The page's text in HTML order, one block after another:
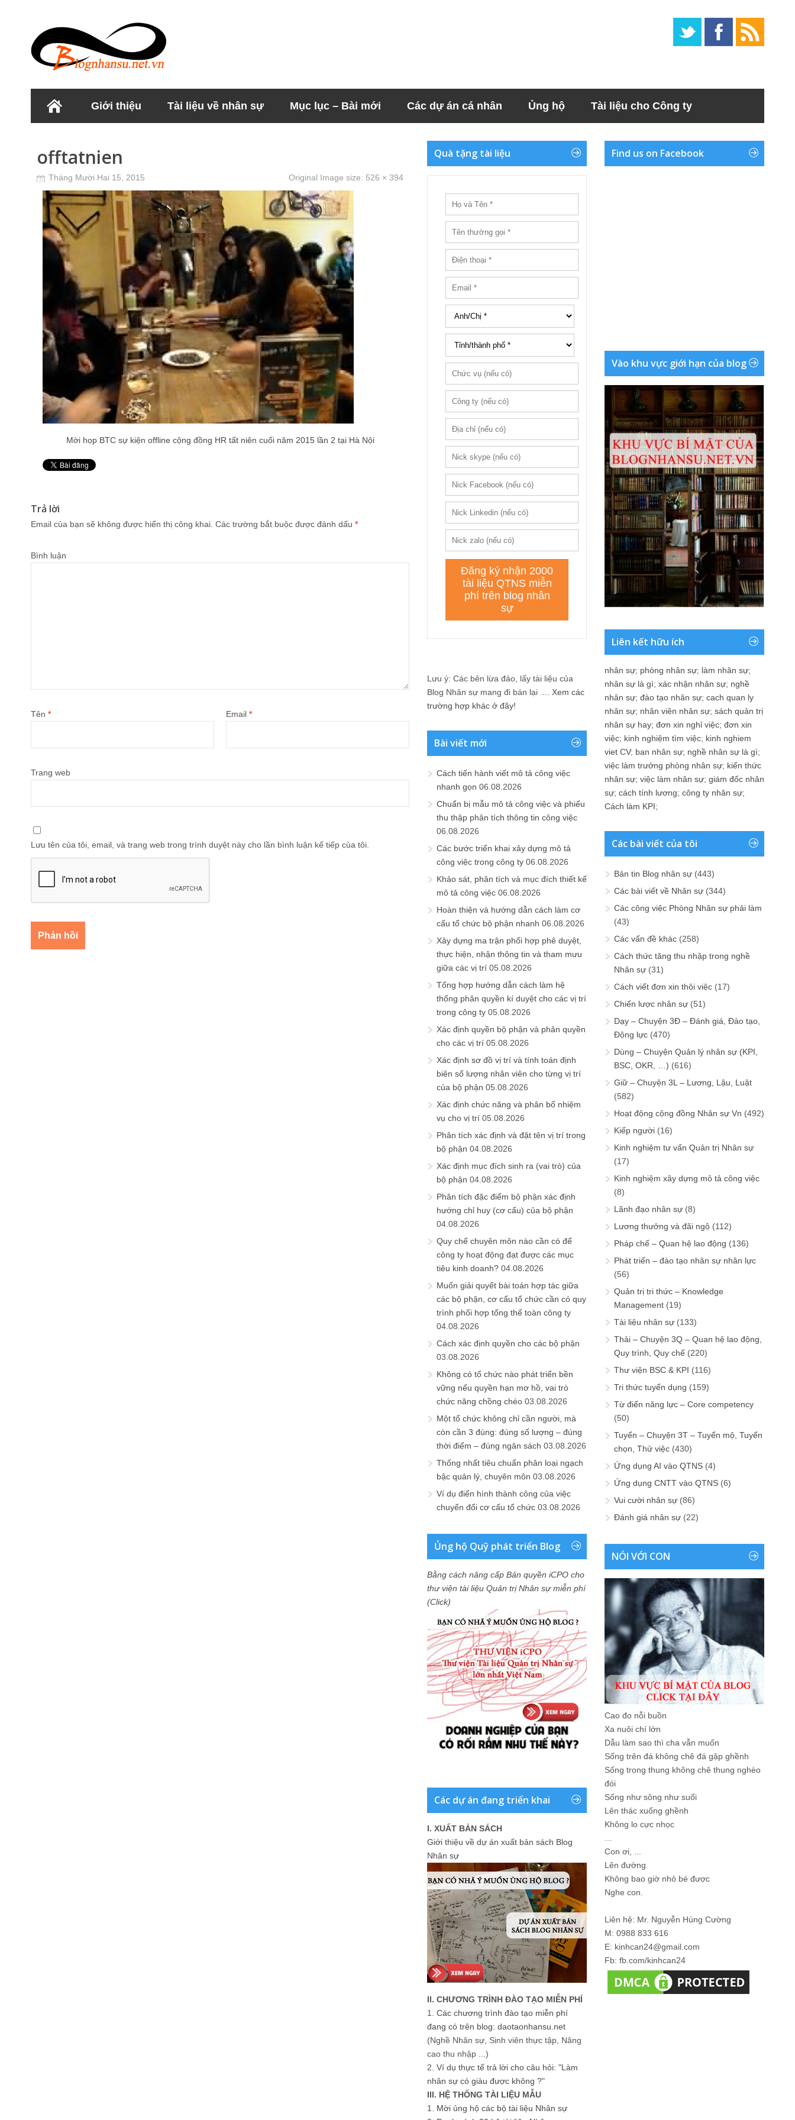
Giới thiệu Tài liệu về nhân sự Mục lục – Bài mới Các dự án cá nhân Ủng hộ Tài liệu cho Công ty
offtatnien
Tháng Mười Hai 15, 2015 Original Image size: 526 × 394
Mời họp BTC sự kiện offline cộng đồng HR tất niên cuối năm 2015 lần 2 tại Hà Nội
Trả lời
Email của bạn sẽ không được hiển thị công khai. Các trường bắt buộc được đánh dấu *
Bình luận
Tên * Email *
Trang web
Lưu tên của tôi, email, và trang web trong trình duyệt này cho lần bình luận kế tiếp của tôi.
Quà tặng tài liệu
Lưu ý: Các bên lừa đảo, lấy tài liệu của
Blog Nhân sự mang đi bán lại .... Xem các
trường hợp khác ở đây!
Bài viết mới
Cách tiến hành viết mô tả công việc
nhanh gọn 06.08.2026
Chuẩn bị mẫu mô tả công việc và phiếu
thu thập phân tích thông tin công việc
06.08.2026
Các bước triển khai xây dựng mô tả
công việc trong công ty 06.08.2026
Khảo sát, phân tích và mục đích thiết kế
mô tả công việc 06.08.2026
Hoàn thiện và hướng dẫn cách làm cơ
cấu tổ chức bộ phận nhanh 06.08.2026
Xây dựng ma trận phối hợp phê duyệt,
thực hiện, nhận thông tin và tham mưu
giữa các vị trí 05.08.2026
Tổng hợp hướng dẫn cách làm hệ
thống phân quyền kí duyệt cho các vị trí
trong công ty 05.08.2026
Xác định quyền bộ phận và phân quyền
cho các vị trí 05.08.2026
Xác định sơ đồ vị trí và tính toán định
biên số lượng nhân viên cho từng vị trí
của bộ phận 05.08.2026
Xác định chức năng và phân bổ nhiệm
vụ cho vị trí 05.08.2026
Phân tích xác định và đặt tên vị trí trong
bộ phận 04.08.2026
Xác định mục đích sinh ra (vai trò) của
bộ phận 04.08.2026
Phân tích đặc điểm bộ phận xác định
hướng chỉ huy (cơ cấu) của bộ phận
04.08.2026
Quy chế chuyên môn nào cần có để
công ty hoạt động đạt được các mục
tiêu kinh doanh? 04.08.2026
Muốn giải quyết bài toán hợp tác giữa
các bộ phận, cơ cấu tổ chức cần có quy
trình phối hợp tổng thể toàn công ty
04.08.2026
Cách xác định quyền cho các bộ phận
03.08.2026
Không có tổ chức nào phát triển bền
vững nếu quyền hạn mơ hồ, vai trò
chức năng chồng chéo 03.08.2026
Một tổ chức không chỉ cần người, mà
còn cần 3 đúng: đúng số lượng – đúng
thời điểm – đúng ngân sách 03.08.2026
Thống nhất tiêu chuẩn phân loại ngạch
bậc quản lý, chuyên môn 03.08.2026
Ví dụ điển hình thành công của việc
chuyển đổi cơ cấu tổ chức 03.08.2026
Ủng hộ Quỹ phát triển Blog
Bằng cách nâng cấp Bản quyền iCPO cho
thư viện tài liệu Quản trị Nhân sự miễn phí
(Click)
Các dự án đang triển khai
I. XUẤT BẢN SÁCH
Giới thiệu về dự án xuất bản sách Blog
Nhân sự
II. CHƯƠNG TRÌNH ĐÀO TẠO MIỄN PHÍ
1. Các chương trình đào tạo miễn phí
đang có trên blog: daotaonhansu.net
(Nghề Nhân sự, Sinh viên thực tập, Nâng
cao thu nhập ...)
2. Ví dụ thực tế trả lời cho câu hỏi: "Làm
nhân sự có giàu được không ?"
III. HỆ THỐNG TÀI LIỆU MẪU
1. Mời ủng hộ các bộ tài liệu Nhân sự
Find us on Facebook
Vào khu vực giới hạn của blog
Liên kết hữu ích
nhân sự; phòng nhân sự; làm nhân sự;
nhân sự là gì; xác nhận nhân sự; nghề
nhân sự; đào tạo nhân sự; cach quan ly
nhân sự; nhân viên nhân sự; sách quản trị
nhân sự hay; đơn xin nghỉ việc; đơn xin
việc; kinh nghiệm tìm việc; kinh nghiem
viet CV; ban nhân sự; nghề nhân sự là gì;
việc làm trưởng phòng nhân sự; kiến thức
nhân sự; việc làm nhân sự; giám đốc nhân
sự; cách tính lương; công ty nhân sự;
Cách làm KPI;
Các bài viết của tôi
Bản tin Blog nhân sự (443)
Các bài viết về Nhân sự (344)
Các công việc Phòng Nhân sự phải làm
(43)
Các vấn đề khác (258)
Cách thức tăng thu nhập trong nghề
Nhân sự (31)
Cách viết đơn xin thôi việc (17)
Chiến lược nhân sự (51)
Dạy – Chuyện 3Đ – Đánh giá, Đào tạo,
Động lực (470)
Dùng – Chuyện Quản lý nhân sự (KPI,
BSC, OKR, …) (616)
Giữ – Chuyện 3L – Lương, Lậu, Luật
(582)
Hoạt động cộng đồng Nhân sự Vn (492)
Kiếp người (16)
Kinh nghiệm tư vấn Quản trị Nhân sự
(17)
Kinh nghiệm xây dựng mô tả công việc
(8)
Lãnh đạo nhân sự (8)
Lương thưởng và đãi ngộ (112)
Pháp chế – Quan hệ lao động (136)
Phát triển – đào tạo nhân sự nhân lực
(56)
Quản trị tri thức – Knowledge
Management (19)
Tài liệu nhân sự (133)
Thải – Chuyện 3Q – Quan hệ lao động,
Quy trình, Quy chế (220)
Thư viện BSC & KPI (116)
Tri thức tuyển dụng (159)
Từ điển năng lực – Core competency
(50)
Tuyển – Chuyện 3T – Tuyển mộ, Tuyển
chọn, Thử việc (430)
Ứng dụng AI vào QTNS (4)
Ứng dụng CNTT vào QTNS (6)
Vui cười nhân sự (86)
Đánh giá nhân sự (22)
NÓI VỚI CON
Cao đo nỗi buồn
Xa nuôi chí lớn
Dẫu làm sao thì cha vẫn muốn
Sống trên đá không chê đá gập ghềnh
Sống trong thung không chê thung nghèo
đói
Sống như sông như suối
Lên thác xuống ghềnh
Không lo cực nhọc
Con ơi, ...
Lên đường
Không bao giờ nhỏ bé được
Nghe con.
Liên hệ: Mr. Nguyễn Hùng Cường
M: 0988 833 616
E: kinhcan24@gmail.com
Fb: fb.com/kinhcan24